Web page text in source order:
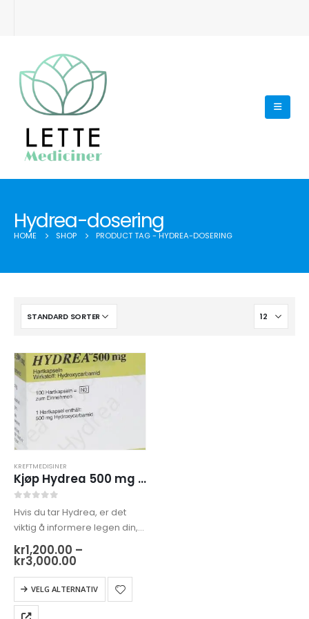
Hydrea-dosering
HOME SHOP PRODUCT TAG -HYDREA-DOSERING
KREFTMEDISINER
Kjøp Hydrea 500 mg på nett
Hvis du tar Hydrea, er det
viktig å informere legen din,
gi dem all relevant
informasjon om din
eksisterende tilstander og
andre medisiner du kan ta.
kr1,200.00 –
kr3,000.00
til
kr3,000.00
VELG ALTERNATIV
Dette
produktet
har